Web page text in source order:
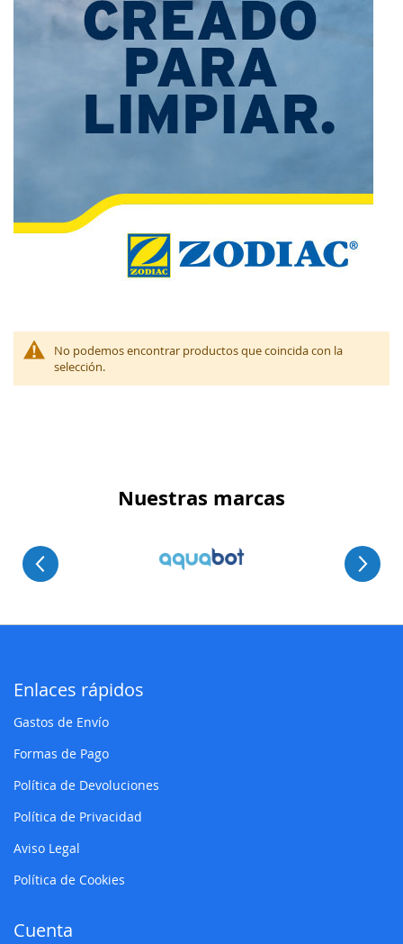
No podemos encontrar productos que coincida con la
selección.
Nuestras marcas
Enlaces rápidos
Gastos de Envío
Formas de Pago
Política de Devoluciones
Política de Privacidad
Aviso Legal
Política de Cookies
Cuenta